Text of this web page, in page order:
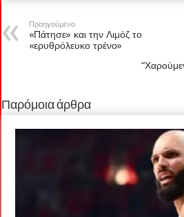
Προηγούμενο
«Πάτησε» και την Λιμόζ το
«ερυθρόλευκο τρένο»
Παρόμοια άρθρα